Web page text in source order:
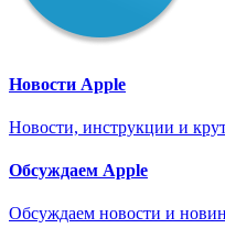
Новости Apple
Новости, инструкции и
Обсуждаем Apple
Обсуждаем новости и